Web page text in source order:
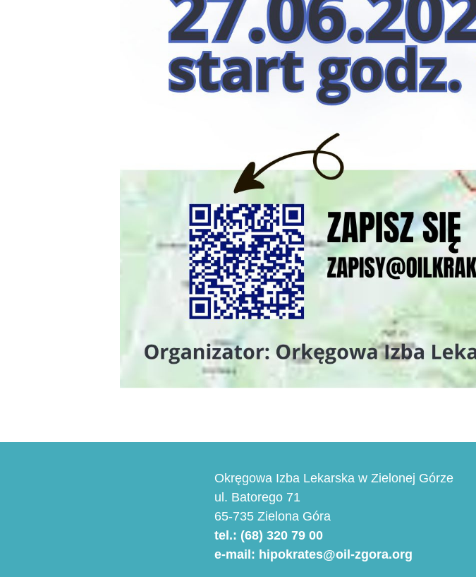
Okręgowa Izba Lekarska w Zielonej Górze
ul. Batorego 71
65-735 Zielona Góra
tel.: (68) 320 79 00
e-mail: hipokrates@oil-zgora.org